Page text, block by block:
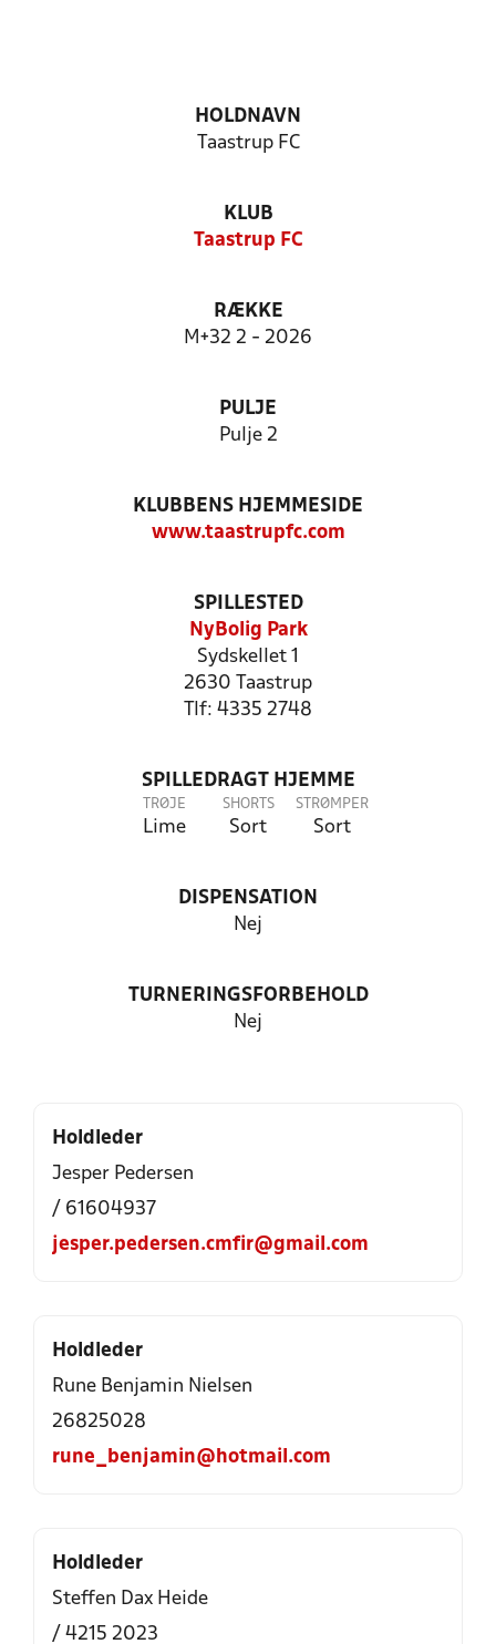
HOLDNAVN
Taastrup FC
KLUB
Taastrup FC
RÆKKE
M+32 2 - 2026
PULJE
Pulje 2
KLUBBENS HJEMMESIDE
www.taastrupfc.com
SPILLESTED
NyBolig Park
Sydskellet 1
2630 Taastrup
Tlf: 4335 2748
SPILLEDRAGT HJEMME
TRØJE
Lime
SHORTS
Sort
STRØMPER
Sort
DISPENSATION
Nej
TURNERINGSFORBEHOLD
Nej
Holdleder
Jesper Pedersen
/ 61604937
jesper.pedersen.cmfir@gmail.com
Holdleder
Rune Benjamin Nielsen
26825028
rune_benjamin@hotmail.com
Holdleder
Steffen Dax Heide
/ 4215 2023